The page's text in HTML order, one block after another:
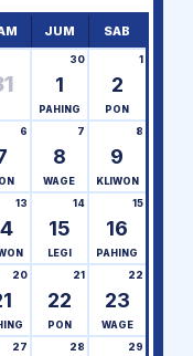
JUM SAB
1
30
PAHING
2
1
PON
6
8
7
WAGE
9
8
KLIWON
13
15
14
LEGI
16
15
PAHING
20
22
21
PON
23
22
WAGE
27 28 29